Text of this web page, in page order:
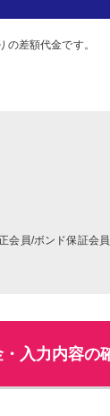
差額代金です。
会員/ボンド保証会員